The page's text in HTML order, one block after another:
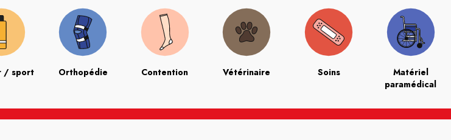
/ sport Orthopédie Contention Vétérinaire Soins
Matériel
paramédical